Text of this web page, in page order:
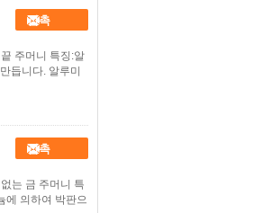
접촉
주머니 특징:알
듭니다. 알루미
접촉
는 금 주머니 특
에 의하여 박판으